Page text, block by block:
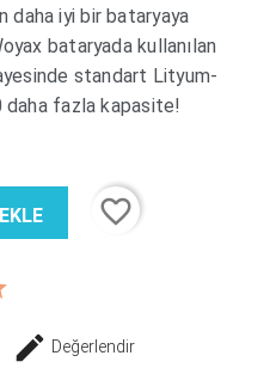
daha iyi bir bataryaya
bataryada kullanılan
standart Lityum-
daha fazla kapasite!
favorite_border
Değerlendir